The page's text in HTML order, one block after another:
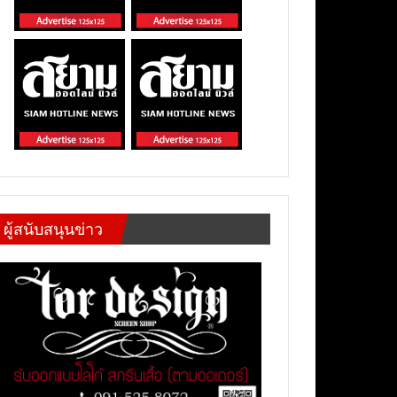
ผู้สนับสนุนข่าว